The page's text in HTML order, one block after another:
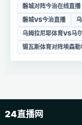
磐城对阵今治在线直播
磐城VS今治直播
乌姆拉尼耶体育VS马
锡瓦斯体育对阵埃森
24直播网